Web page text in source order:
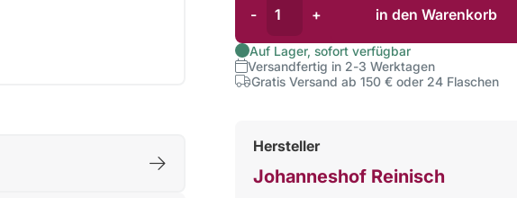
- + in den Warenkorb
Auf Lager, sofort verfügbar
Versandfertig in 2-3 Werktagen
Gratis Versand ab 150 € oder 24 Flaschen
Hersteller
Johanneshof Reinisch